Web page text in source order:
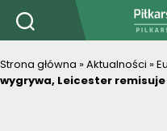
Strona główna »Aktualności »
wygrywa, Leicester remisuje